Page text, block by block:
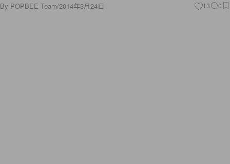
By POPBEE Team/2014年3月24日 13 0